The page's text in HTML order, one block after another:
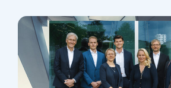
Bedeutung die Auswahl der
Einzelbausteine und die
einen Multi-Alternative-Portfolio